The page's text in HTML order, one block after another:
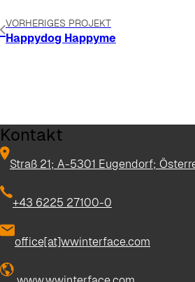
VORHERIGES PROJEKT
Happydog Happyme
Kontakt
Straß 21; A-5301 Eugendorf;
+43 6225 27100-0
office[at]wwinterface.com